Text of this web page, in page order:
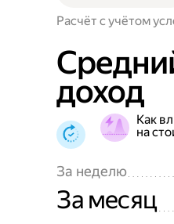
Расчёт с учётом
доход
Как
на
За неделю
За месяц